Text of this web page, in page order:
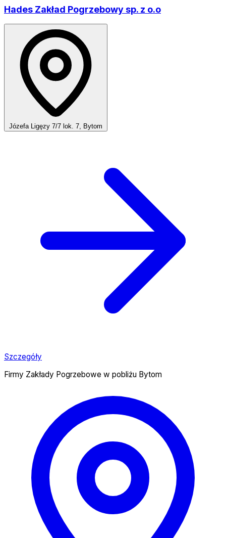
Hades Zakład Pogrzebowy sp. z o.o
Józefa Ligęzy 7/7 lok. 7, Bytom
Szczegóły
Firmy Zakłady Pogrzebowe w pobliżu Bytom